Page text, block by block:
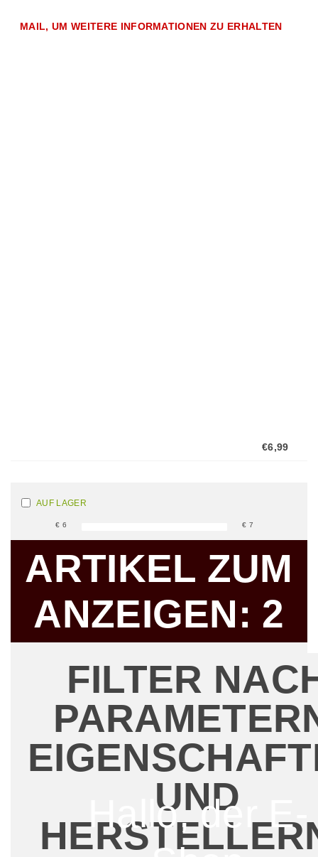
MAIL, UM WEITERE INFORMATIONEN ZU ERHALTEN
€6,99
AUF LAGER
€6 € 7
ARTIKEL ZUM
ANZEIGEN: 2
FILTER
UND
Hallo, der E-